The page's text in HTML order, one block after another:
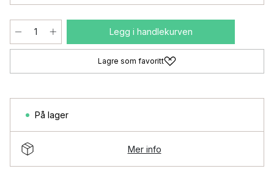
Legg i handlekurven
Lagre som favoritt
På lager
Mer info